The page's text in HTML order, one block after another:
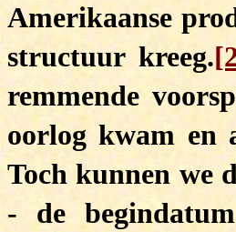
Amerikaanse
structuur kreeg.
remmende
oorlog kwam en
Toch kunnen we
- de